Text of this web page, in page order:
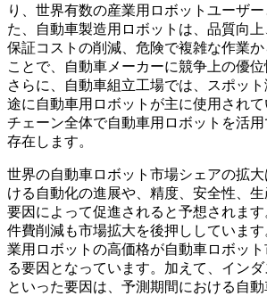
り、世界有数の産業用ロボットユーザ
た、自動車製造用ロボットは、品質向上
保証コストの削減、危険で複雑な作業
ことで、自動車メーカーに競争上の優位
さらに、自動車組立工場では、スポッ
途に自動車用ロボットが主に使用され
チェーン全体で自動車用ロボットを活
存在します。
世界の自動車ロボット市場シェアの拡
ける自動化の進展や、精度、安全性、
要因によって促進されると予想されま
件費削減も市場拡大を後押ししていま
業用ロボットの高価格が自動車ロボッ
る要因となっています。加えて、インダ
といった要因は、予測期間における自